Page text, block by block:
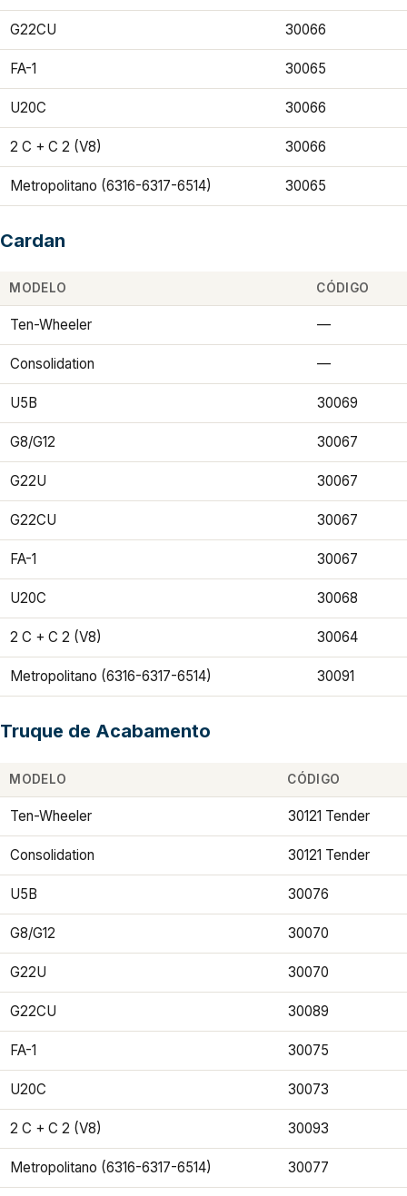
G22CU 30066
FA-1 30065
U20C 30066
2 C + C 2 (V8) 30066
Metropolitano (6316-6317-6514) 30065
Cardan
MODELO CÓDIGO
Ten-Wheeler —
Consolidation —
U5B 30069
G8/G12 30067
G22U 30067
G22CU 30067
FA-1 30067
U20C 30068
2 C + C 2 (V8) 30064
Metropolitano (6316-6317-6514) 30091
Truque de Acabamento
MODELO CÓDIGO
Ten-Wheeler 30121 Tender
Consolidation 30121 Tender
U5B 30076
G8/G12 30070
G22U 30070
G22CU 30089
FA-1 30075
U20C 30073
2 C + C 2 (V8) 30093
Metropolitano (6316-6317-6514) 30077